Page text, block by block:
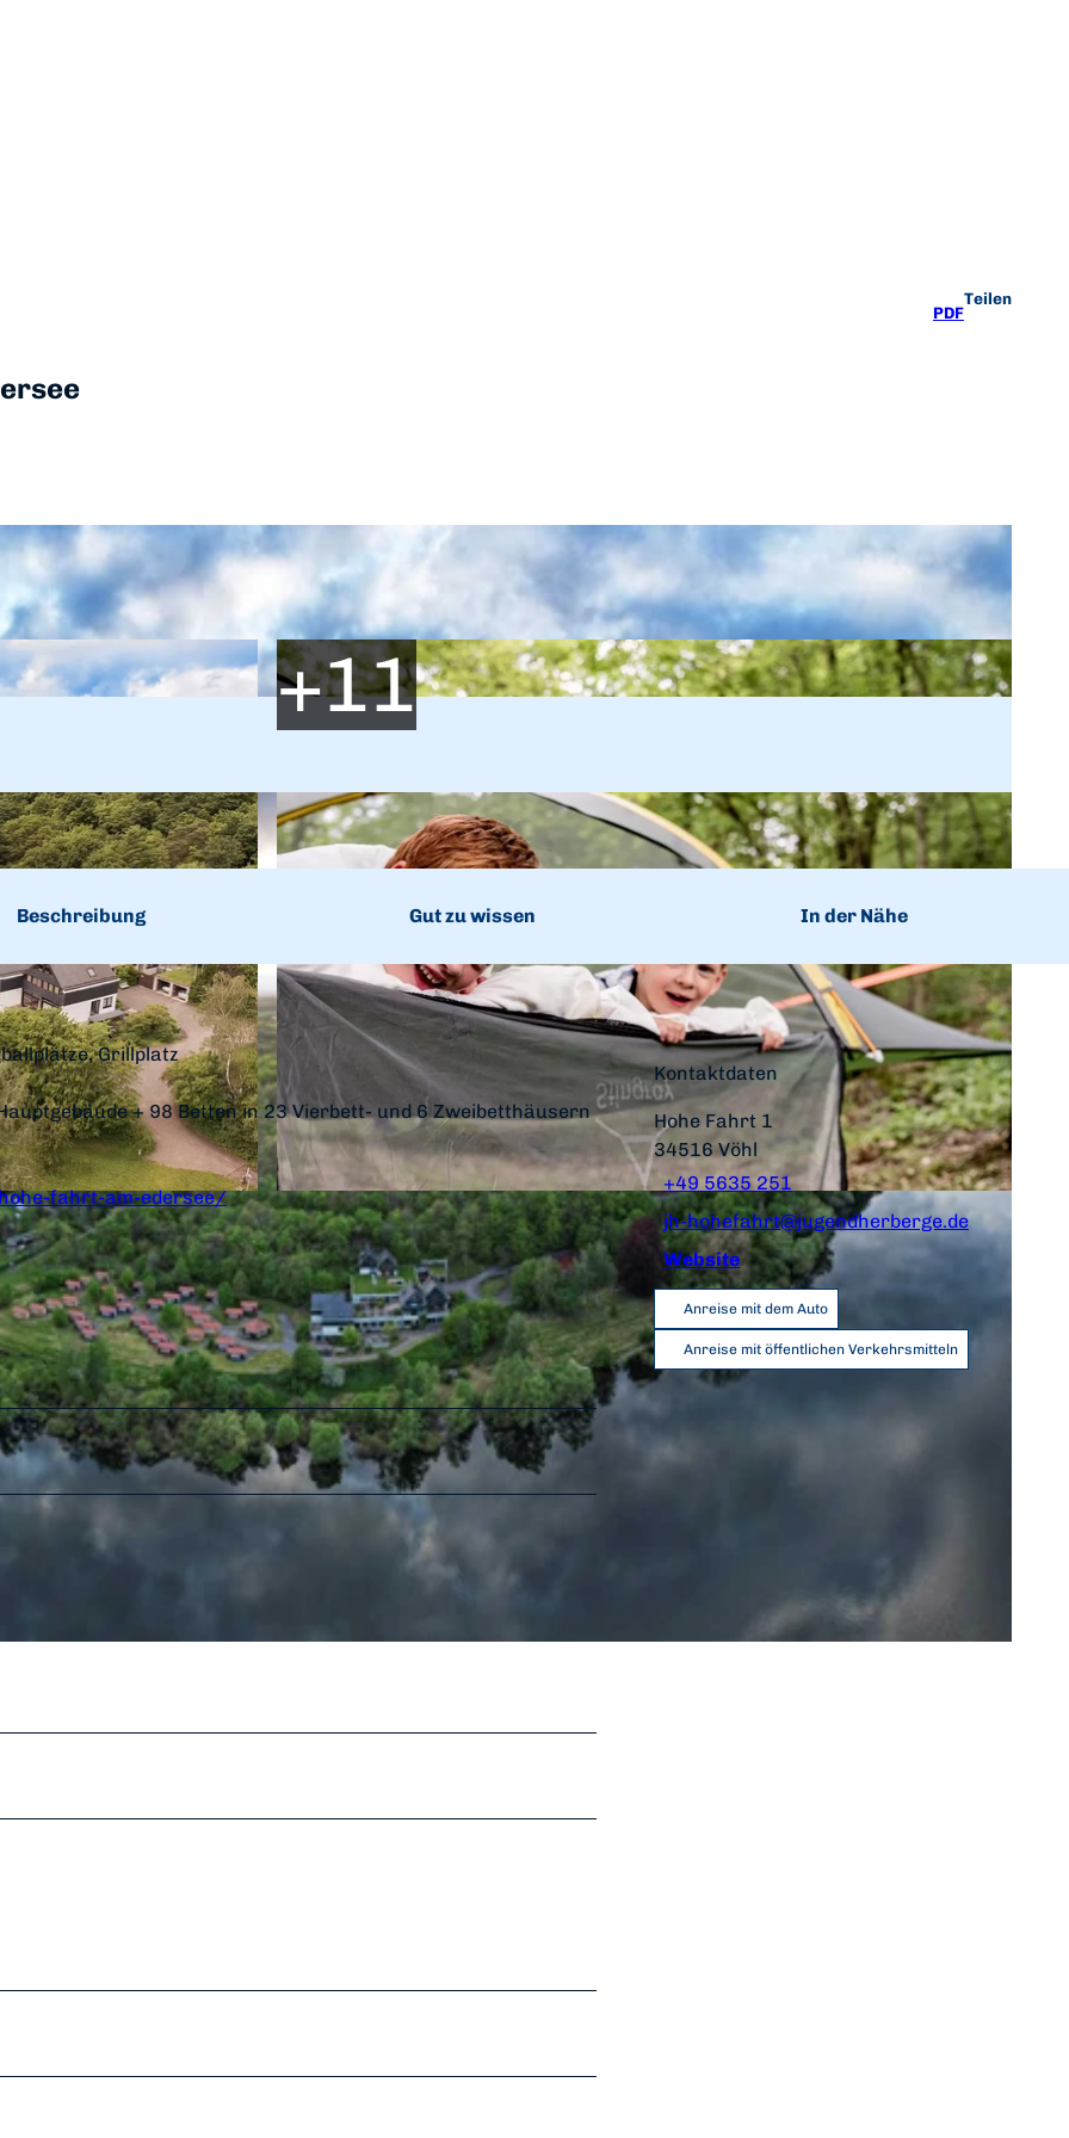
PDF
Teilen
© Jugendherberge Hohe Fahrt |CC-BY-SA
Beschreibung Gut zu wissen In der Nähe
Grillplatz
+ 98 Betten in 23 Vierbett- und 6 Zweibetthäusern
fahrt-am-edersee/
Kontaktdaten
Hohe Fahrt 1
34516Vöhl
+49 5635 251
jh-hohefahrt@jugendherberge.de
Website
Anreise mit dem Auto
Anreise mit öffentlichen Verkehrsmitteln